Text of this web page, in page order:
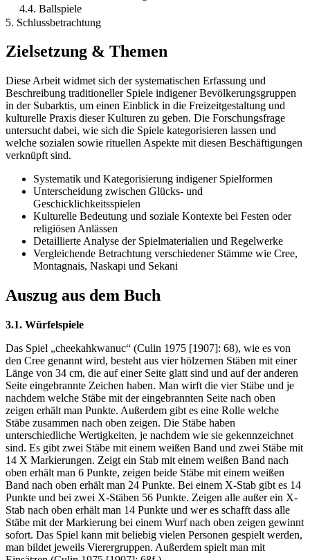
4.4. Ballspiele
5. Schlussbetrachtung
Zielsetzung & Themen
Diese Arbeit widmet sich der systematischen Erfassung und
Beschreibung traditioneller Spiele indigener Bevölkerungsgruppen
in der Subarktis, um einen Einblick in die Freizeitgestaltung und
kulturelle Praxis dieser Kulturen zu geben. Die Forschungsfrage
untersucht dabei, wie sich die Spiele kategorisieren lassen und
welche sozialen sowie rituellen Aspekte mit diesen Beschäftigungen
verknüpft sind.
Systematik und Kategorisierung indigener Spielformen
Unterscheidung zwischen Glücks- und
Geschicklichkeitsspielen
Kulturelle Bedeutung und soziale Kontexte bei Festen oder
religiösen Anlässen
Detaillierte Analyse der Spielmaterialien und Regelwerke
Vergleichende Betrachtung verschiedener Stämme wie Cree,
Montagnais, Naskapi und Sekani
Auszug aus dem Buch
3.1. Würfelspiele
Das Spiel „cheekahkwanuc“ (Culin 1975 [1907]: 68), wie es von
den Cree genannt wird, besteht aus vier hölzernen Stäben mit einer
Länge von 34 cm, die auf einer Seite glatt sind und auf der anderen
Seite eingebrannte Zeichen haben. Man wirft die vier Stäbe und je
nachdem welche Stäbe mit der eingebrannten Seite nach oben
zeigen erhält man Punkte. Außerdem gibt es eine Rolle welche
Stäbe zusammen nach oben zeigen. Die Stäbe haben
unterschiedliche Wertigkeiten, je nachdem wie sie gekennzeichnet
sind. Es gibt zwei Stäbe mit einem weißen Band und zwei Stäbe mit
14 X Markierungen. Zeigt ein Stab mit einem weißen Band nach
oben erhält man 6 Punkte, zeigen beide Stäbe mit einem weißen
Band nach oben erhält man 24 Punkte. Bei einem X-Stab gibt es 14
Punkte und bei zwei X-Stäben 56 Punkte. Zeigen alle außer ein X-
Stab nach oben erhält man 14 Punkte und wer es schafft dass alle
Stäbe mit der Markierung bei einem Wurf nach oben zeigen gewinnt
sofort. Das Spiel kann mit beliebig vielen Personen gespielt werden,
man bildet jeweils Vierergruppen. Außerdem spielt man mit